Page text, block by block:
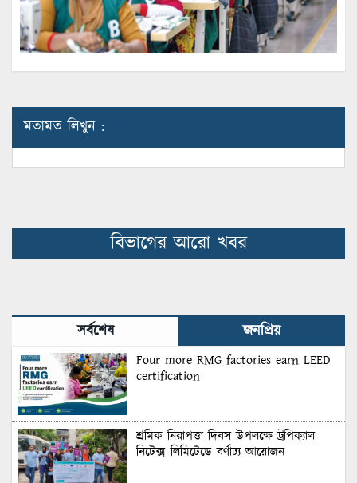
মতামত লিখুন :
বিভাগের আরো খবর
সর্বশেষ জনপ্রিয়
Four more RMG factories earn LEED
certification
শ্রমিক নিরাপত্তা দিবস উপলক্ষে ট্রপিক্যাল
নিটেক্স লিমিটেডে বর্ণাঢ্য আয়োজন